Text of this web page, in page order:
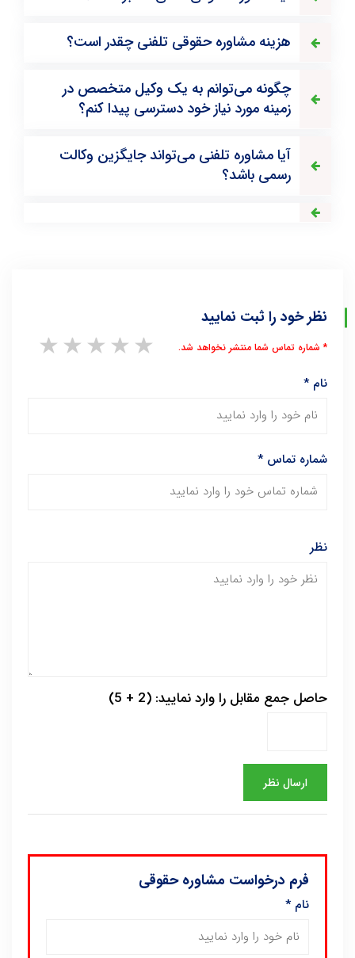
هزینه مشاوره حقوقی تلفنی چقدر است؟
چگونه می‌توانم به یک وکیل متخصص در
زمینه مورد نیاز خود دسترسی پیدا کنم؟
آیا مشاوره تلفنی می‌تواند جایگزین وکالت
رسمی باشد؟
نظر خود را ثبت نمایید
5 stars
4 stars
3 stars
2 stars * شماره تماس شما منتشر نخواهد شد.
نام*
شماره تماس*
نظر
حاصل جمع مقابل را وارد نمایید: (2 + 5)
فرم درخواست مشاوره حقوقی
نام*